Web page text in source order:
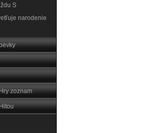
S
narodenie
zoznam